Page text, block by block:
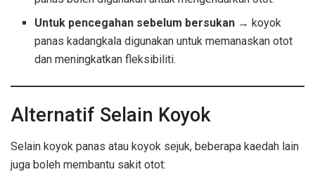
Untuk pencegahan sebelum bersukan → koyok
panas kadangkala digunakan untuk memanaskan otot
dan meningkatkan fleksibiliti.
Alternatif Selain Koyok
Selain koyok panas atau koyok sejuk, beberapa kaedah lain
juga boleh membantu sakit otot: